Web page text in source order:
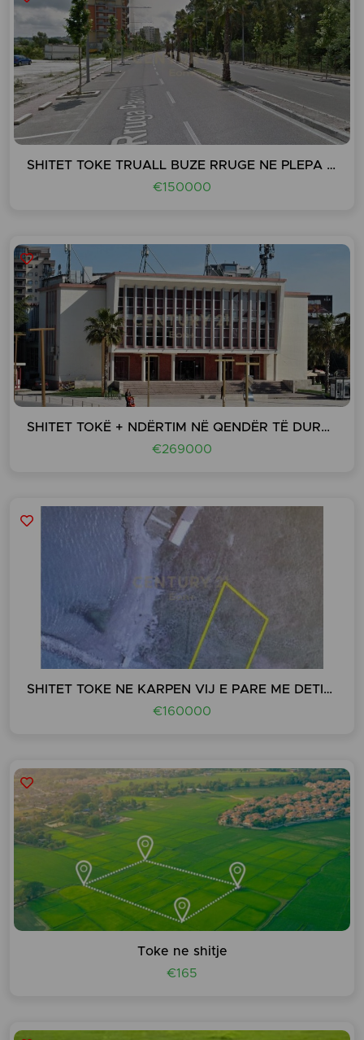
SHITET TOKE TRUALL BUZE RRUGE NE PLEPA PLAZH
€150000
SHITET TOKË + NDËRTIM NË QENDËR TË DURRESIT!
€269000
SHITET TOKE NE KARPEN VIJ E PARE ME DETIN!!!!
€160000
Toke ne shitje
€165